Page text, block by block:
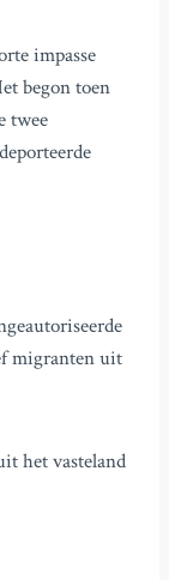
impasse
begon toen
twee
migranten uit
het vasteland